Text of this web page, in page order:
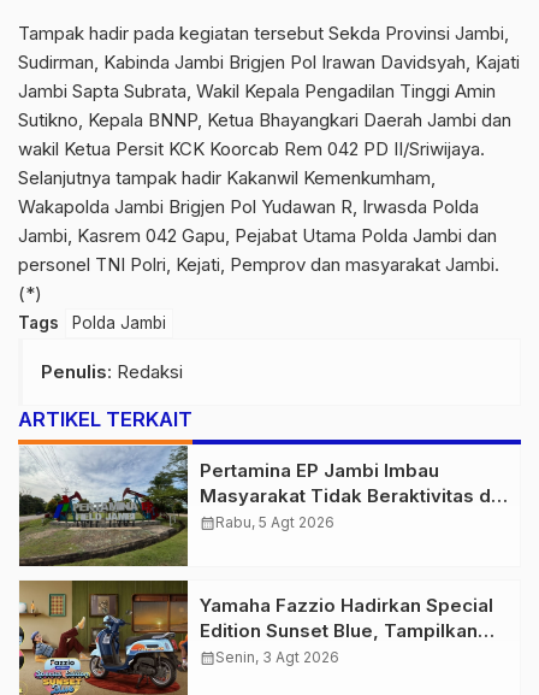
Tampak hadir pada kegiatan tersebut Sekda Provinsi Jambi,
Sudirman, Kabinda Jambi Brigjen Pol Irawan Davidsyah, Kajati
Jambi Sapta Subrata, Wakil Kepala Pengadilan Tinggi Amin
Sutikno, Kepala BNNP, Ketua Bhayangkari Daerah Jambi dan
wakil Ketua Persit KCK Koorcab Rem 042 PD II/Sriwijaya.
Selanjutnya tampak hadir Kakanwil Kemenkumham,
Wakapolda Jambi Brigjen Pol Yudawan R, Irwasda Polda
Jambi, Kasrem 042 Gapu, Pejabat Utama Polda Jambi dan
personel TNI Polri, Kejati, Pemprov dan masyarakat Jambi.
(*)
Tags Polda Jambi
Penulis: Redaksi
ARTIKEL TERKAIT
Pertamina EP Jambi Imbau
Masyarakat Tidak Beraktivitas di
Atas Jalur Pipa Migas Demi
calendar_monthRabu, 5 Agt 2026
Yamaha Fazzio Hadirkan Special
Edition Sunset Blue, Tampilkan
Nuansa Retro Summer yang
calendar_monthSenin, 3 Agt 2026